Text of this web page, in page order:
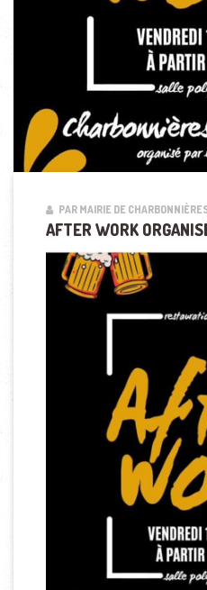
PAR MAIRIE DE
AFTER WORK